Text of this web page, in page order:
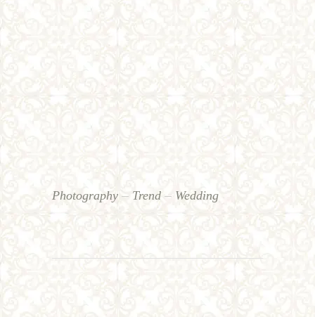
Photography Trend Wedding